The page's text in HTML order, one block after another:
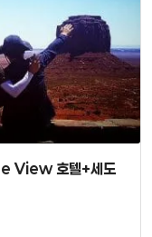
View 호텔+세도